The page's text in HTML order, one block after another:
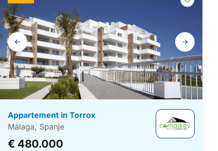
Galerij
navigatie
Appartement in Torrox
Málaga, Spanje
€ 480.000